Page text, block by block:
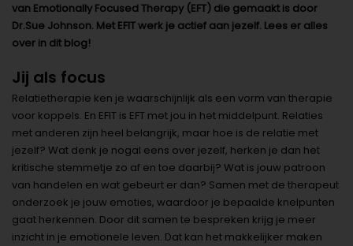
van Emotionally Focused Therapy (EFT) die gemaakt is door
Dr.Sue Johnson. Met EFIT werk je actief aan jezelf. Lees er alles
over in dit blog!
Jij als focus
Relatietherapie ken je waarschijnlijk als een vorm van therapie
voor koppels. En EFIT is EFT met jou in het middelpunt. Relaties
met anderen zijn heel belangrijk, maar hoe is de relatie met
jezelf? Wat denk je nogal eens over jezelf, herken je dan het
kritische stemmetje zo af en toe daarbij? Wat is jouw patroon
van handelen en wat gebeurt er dan? Samen met de therapeut
onderzoek je jouw emoties, waardoor je bepaalde knelpunten
gaat herkennen. Door dit samen te bespreken krijg je meer
inzicht in je emotionele leven. Dat kan het makkelijker maken